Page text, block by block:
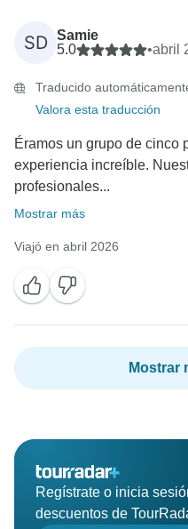
SD
Samie
5.0
•abril
Traducido
Valora esta traducción
Éramos un grupo de cinco
experiencia increíble.
profesionales...
Mostrar más
Viajó en abril 2026
Mostrar
Regístrate o inicia
descuentos de